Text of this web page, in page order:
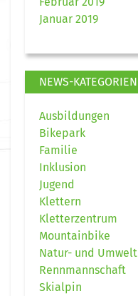
Januar 2019
NEWS-KATEGORIEN
Ausbildungen
Bikepark
Familie
Inklusion
Jugend
Klettern
Kletterzentrum
Mountainbike
Natur- und Umwelt
Rennmannschaft
Skialpin